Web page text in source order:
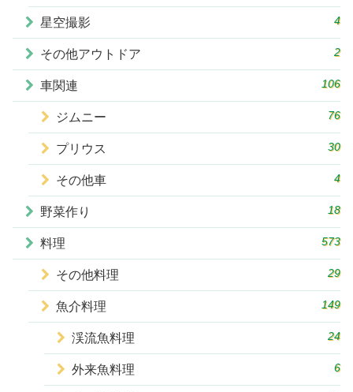
星空撮影 4
その他アウトドア 2
車関連 106
ジムニー 76
プリウス 30
その他車 4
野菜作り 18
料理 573
その他料理 29
魚介料理 149
渓流魚料理 24
外来魚料理 6